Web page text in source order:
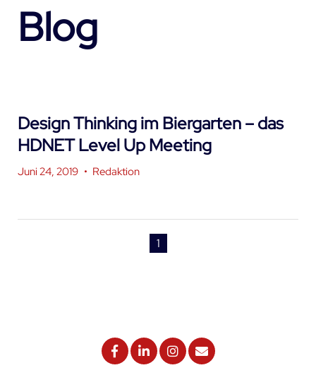
Blog
Design Thinking im Biergarten – das
HDNET Level Up Meeting
Juni 24, 2019 • Redaktion
1